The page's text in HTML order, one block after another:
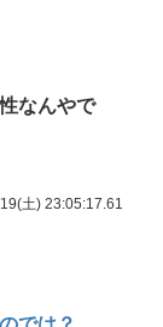
なんやで
土) 23:05:17.61